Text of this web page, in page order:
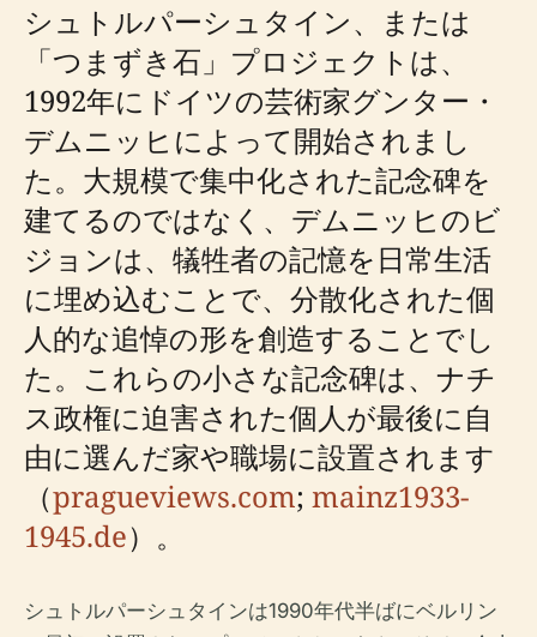
シュトルパーシュタイン、または
「つまずき石」プロジェクトは、
1992年にドイツの芸術家グンター・
デムニッヒによって開始されまし
た。大規模で集中化された記念碑を
建てるのではなく、デムニッヒのビ
ジョンは、犠牲者の記憶を日常生活
に埋め込むことで、分散化された個
人的な追悼の形を創造することでし
た。これらの小さな記念碑は、ナチ
ス政権に迫害された個人が最後に自
由に選んだ家や職場に設置されます
（pragueviews.com; mainz1933-
1945.de）。
シュトルパーシュタインは1990年代半ばにベルリン